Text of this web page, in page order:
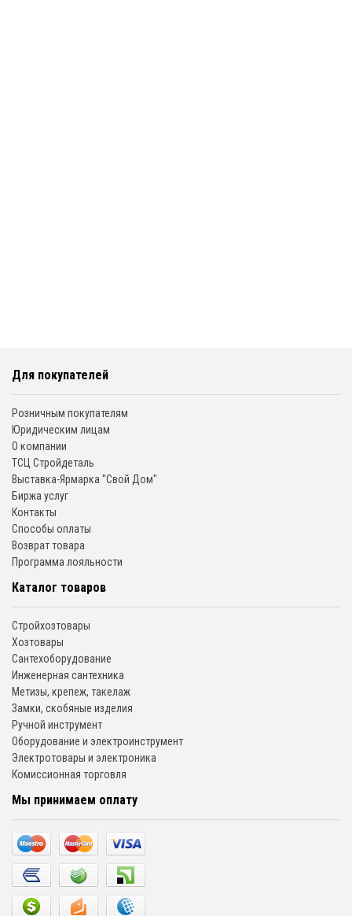
Для покупателей
Розничным покупателям
Юридическим лицам
О компании
ТСЦ Стройдеталь
Выставка-Ярмарка "Свой Дом"
Биржа услуг
Контакты
Способы оплаты
Возврат товара
Программа лояльности
Каталог товаров
Стройхозтовары
Хозтовары
Сантехоборудование
Инженерная сантехника
Метизы, крепеж, такелаж
Замки, скобяные изделия
Ручной инструмент
Оборудование и электроинструмент
Электротовары и электроника
Комиссионная торговля
Мы принимаем оплату